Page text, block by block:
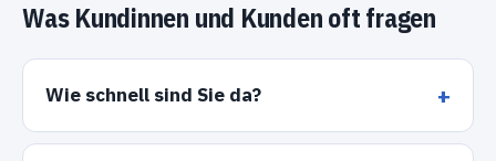
Was Kundinnen und Kunden oft fragen
Wie schnell sind Sie da?